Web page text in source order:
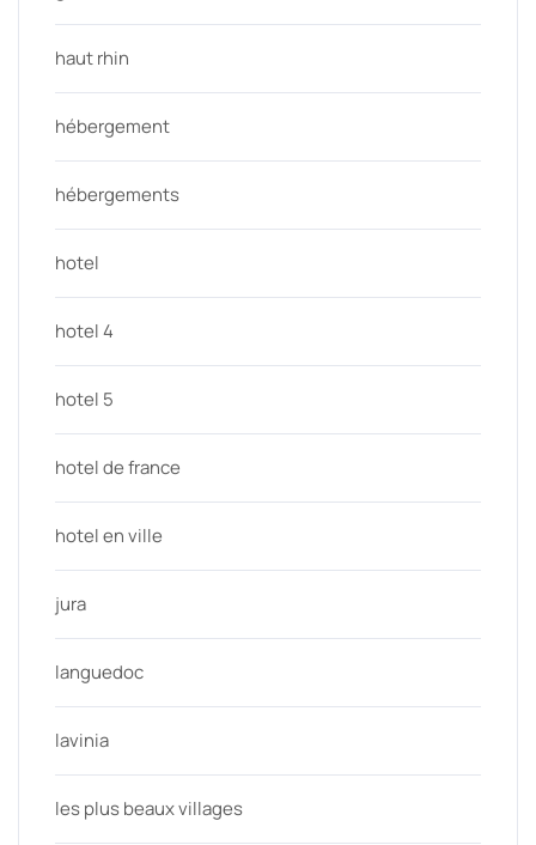
haut rhin
hébergement
hébergements
hotel
hotel 4
hotel 5
hotel de france
hotel en ville
jura
languedoc
lavinia
les plus beaux villages